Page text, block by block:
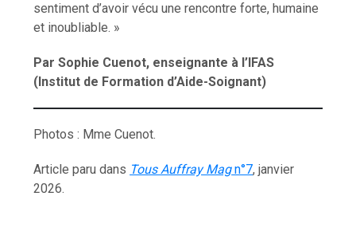
sentiment d’avoir vécu une rencontre forte, humaine
et inoubliable. »
Par Sophie Cuenot, enseignante à l’IFAS
(Institut de Formation d’Aide-Soignant)
Photos : Mme Cuenot.
Article paru dans Tous Auffray Magn°7, janvier
2026.